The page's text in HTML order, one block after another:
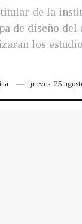
de la
de diseño del
los
jueves, 25